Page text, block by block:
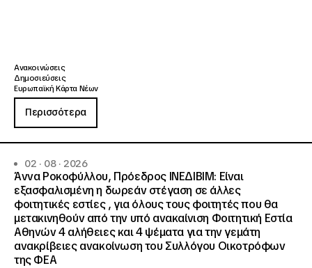
Ανακοινώσεις
Δημοσιεύσεις
Ευρωπαϊκή Κάρτα Νέων
Περισσότερα
02 · 08 · 2026
Άννα Ροκοφύλλου, Πρόεδρος ΙΝΕΔΙΒΙΜ: Είναι
εξασφαλισμένη η δωρεάν στέγαση σε άλλες
φοιτητικές εστίες , για όλους τους φοιτητές που θα
μετακινηθούν από την υπό ανακαίνιση Φοιτητική Εστία
Αθηνών 4 αλήθειες και 4 ψέματα για την γεμάτη
ανακρίβειες ανακοίνωση του Συλλόγου Οικοτρόφων
της ΦΕΑ